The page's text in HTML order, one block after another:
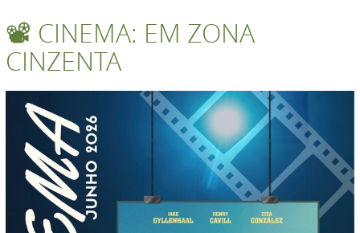
📽 CINEMA: EM ZONA
CINZENTA